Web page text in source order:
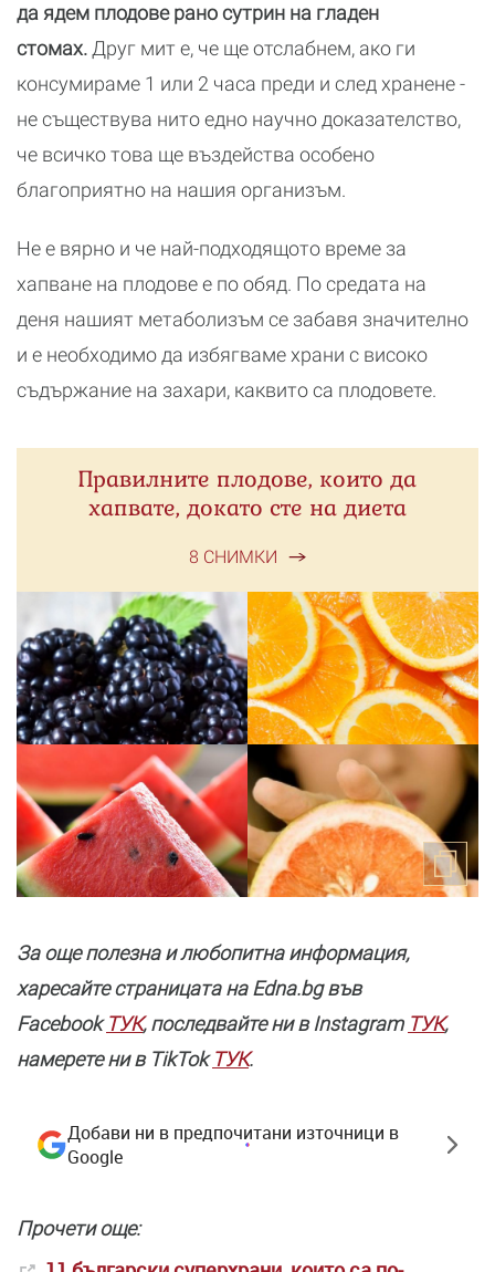
да ядем плодове рано сутрин на гладен
стомах.Друг мит е, че ще отслабнем, ако ги
консумираме 1 или 2 часа преди и след хранене -
не съществува нито едно научно доказателство,
че всичко това ще въздейства особено
благоприятно на нашия организъм.
Не е вярно и че най-подходящото време за
хапване на плодове е по обяд. По средата на
деня нашият метаболизъм се забавя значително
и е необходимо да избягваме храни с високо
съдържание на захари, каквито са плодовете.
Правилните плодове, които да
хапвате, докато сте на диета
8 СНИМКИ
За още полезнa и любопитна информация,
харесайте страницата нa Edna.bg във
FacebookТУК, последвайте ни в Instagram ТУК,
намерете ни в TikTokТУК.
Добави ни в предпочитани източници в
Google
Прочети още: